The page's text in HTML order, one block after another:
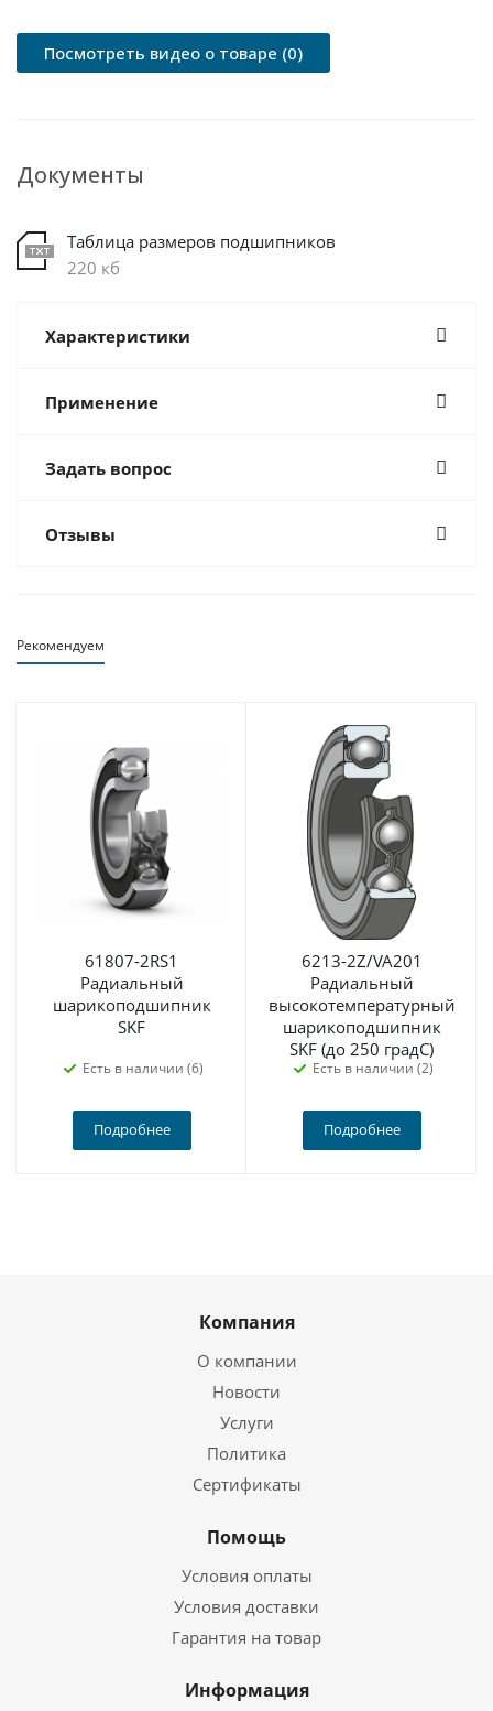
Посмотреть видео о товаре (0)
Документы
Таблица размеров подшипников
220 кб
Характеристики
Применение
Задать вопрос
Отзывы
Рекомендуем
61807-2RS1
Радиальный
шарикоподшипник
SKF
Есть в наличии (6)
Подробнее
6213-2Z/VA201
Радиальный
высокотемпературный
шарикоподшипник
SKF (до 250 градС)
Есть в наличии (2)
Подробнее
Компания
О компании
Новости
Услуги
Политика
Сертификаты
Помощь
Условия оплаты
Условия доставки
Гарантия на товар
Информация